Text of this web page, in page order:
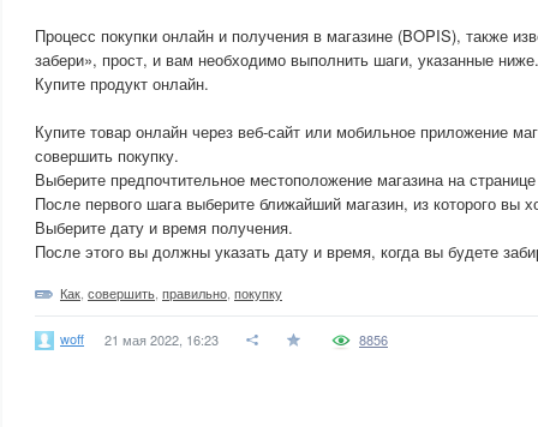
Процесс покупки онлайн и получения в магазине (BOPIS), также
забери», прост, и вам необходимо выполнить шаги, указанные ниже.
Купите продукт онлайн.
Купите товар онлайн через веб-сайт или мобильное приложение
совершить покупку.
Выберите предпочтительное местоположение магазина на
После первого шага выберите ближайший магазин, из которого вы
Выберите дату и время получения.
После этого вы должны указать дату и время, когда вы будете
Как совершить правильно покупку
woff 21 мая 2022, 16:23 8856